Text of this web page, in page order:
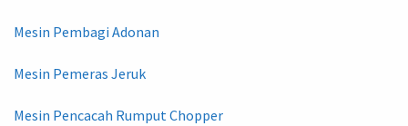
Mesin Pembagi Adonan
Mesin Pemeras Jeruk
Mesin Pencacah Rumput Chopper